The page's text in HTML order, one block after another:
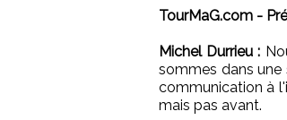
TourMaG.com -
Michel Durrieu :
sommes dans une
communication à
mais pas avant.